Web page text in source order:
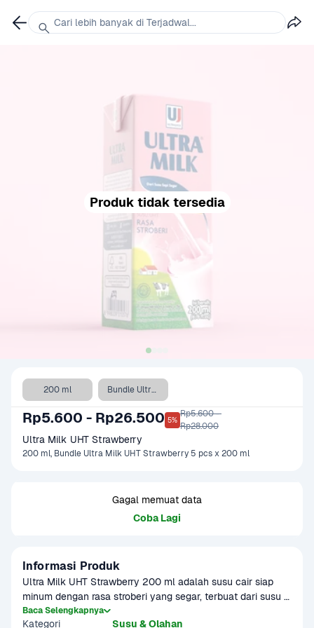
Produk tidak tersedia
200 ml Bundle Ultra Milk UHT Strawberry 5 pcs x 200 ml
Rp5.600 - Rp26.500 5%
Rp5.600 -
Rp28.000
Ultra Milk UHT Strawberry
200 ml, Bundle Ultra Milk UHT Strawberry 5 pcs x 200 ml
Gagal memuat data
Coba Lagi
Informasi Produk
Ultra Milk UHT Strawberry 200 ml adalah susu cair siap
minum dengan rasa stroberi yang segar, terbuat dari susu
sapi segar berkualitas tinggi. Diproses menggunakan
Baca Selengkapnya
Kategori Susu & Olahan
Cari lebih banyak di Terjadwal...